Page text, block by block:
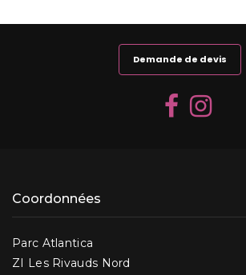
Demande de devis
Coordonnées
Parc Atlantica
ZI Les Rivauds Nord